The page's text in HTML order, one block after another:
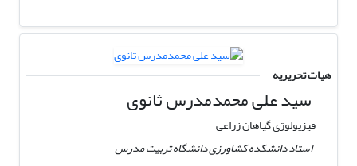
هیات تحریریه
سید علی محمدمدرس ثانوی
فیزیولوژی گیاهان زراعی
استاد دانشکده کشاورزی دانشگاه تربیت مدرس